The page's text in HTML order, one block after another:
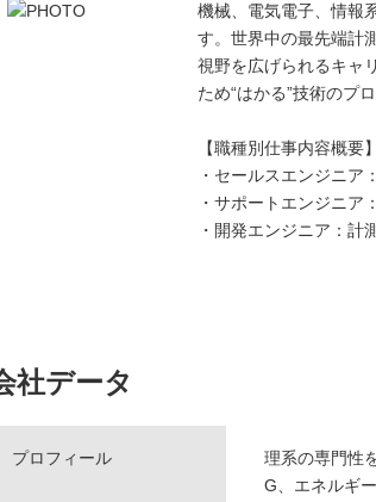
機械、電気電子、情報
す。世界中の最先端計
視野を広げられるキャ
ため“はかる”技術のプ
【職種別仕事内容概要】
・セールスエンジニア
・サポートエンジニア
・開発エンジニア：計
社データ
プロフィール
理系の専門性
G、エネルギ